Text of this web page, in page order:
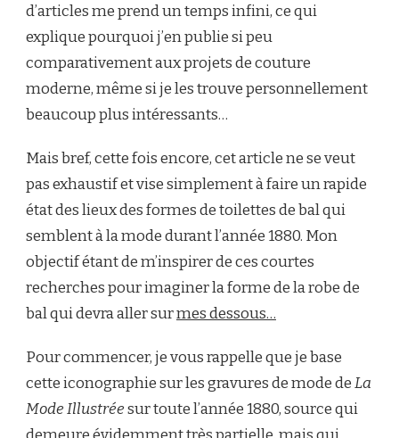
d’articles me prend un temps infini, ce qui
explique pourquoi j’en publie si peu
comparativement aux projets de couture
moderne, même si je les trouve personnellement
beaucoup plus intéressants…
Mais bref, cette fois encore, cet article ne se veut
pas exhaustif et vise simplement à faire un rapide
état des lieux des formes de toilettes de bal qui
semblent à la mode durant l’année 1880. Mon
objectif étant de m’inspirer de ces courtes
recherches pour imaginer la forme de la robe de
bal qui devra aller surmes dessous…
Pour commencer, je vous rappelle que je base
cette iconographie sur les gravures de mode deLa
Mode Illustréesur toute l’année 1880, source qui